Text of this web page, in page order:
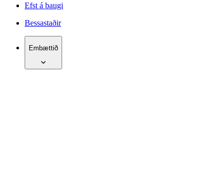
Efst á baugi
Bessastaðir
Embættið